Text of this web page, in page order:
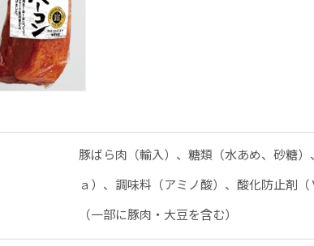
豚ばら肉（輸入）、糖類（水あめ、砂糖
ａ）、調味料（アミノ酸）、酸化防止剤
（一部に豚肉・大豆を含む）